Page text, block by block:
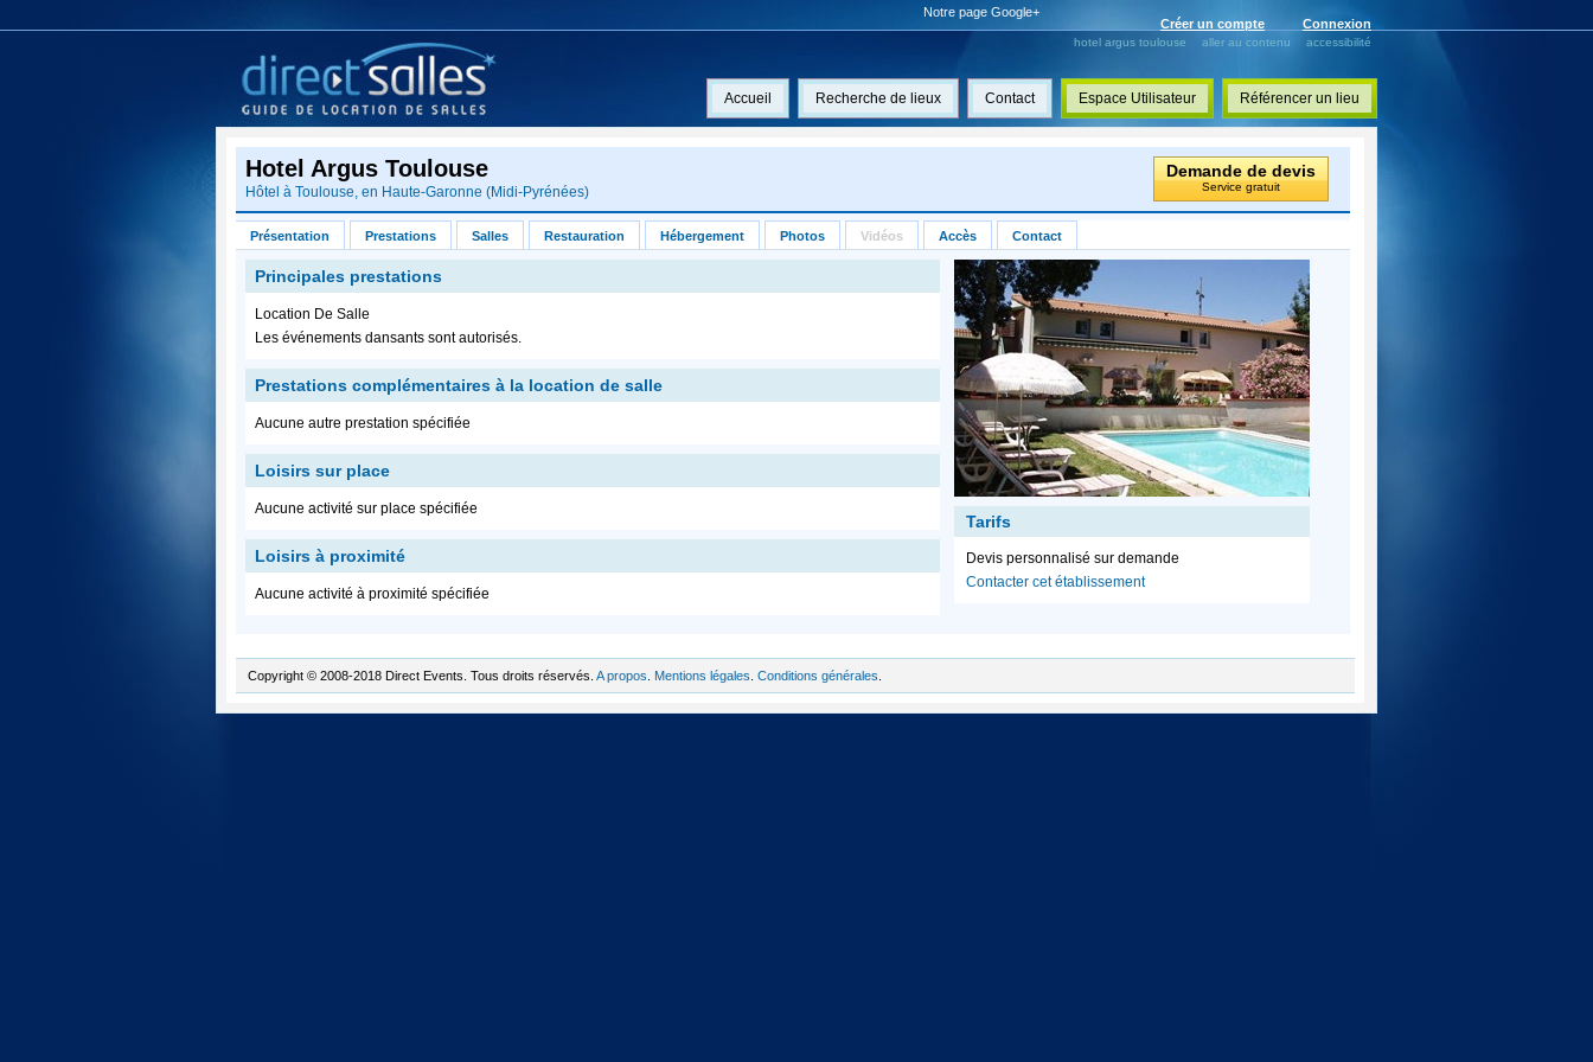
Notre page Google+
Créer un compte
Connexion
hotel argus toulouse aller au contenu accessibilité
Accueil Recherche de lieux Contact Espace Utilisateur Référencer un lieu
Hotel Argus Toulouse
Hôtel à Toulouse, en Haute-Garonne (Midi-Pyrénées)
Demande de devis
Service gratuit
Présentation Prestations Salles Restauration Hébergement Photos Vidéos Accès Contact
Principales prestations
Location De Salle
Les événements dansants sont autorisés.
Prestations complémentaires à la location de salle
Aucune autre prestation spécifiée
Loisirs sur place
Aucune activité sur place spécifiée
Loisirs à proximité
Aucune activité à proximité spécifiée
Tarifs
Devis personnalisé sur demande
Contacter cet établissement
Copyright © 2008-2018 Direct Events. Tous droits réservés. A propos Mentions légales Conditions générales